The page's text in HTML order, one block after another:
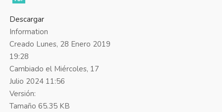
Descargar
Information
Creado Lunes, 28 Enero 2019
19:28
Cambiado el Miércoles, 17
Julio 2024 11:56
Versión:
Tamaño 65.35 KB